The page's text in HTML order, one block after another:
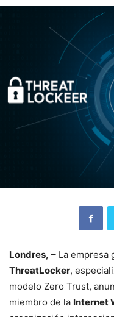
Londres, – La empresa
ThreatLocker,
modelo Zero Trust,
miembro de la Internet